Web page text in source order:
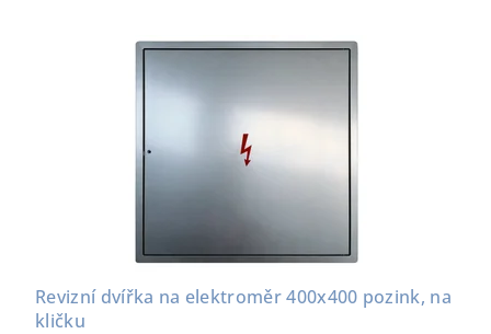
Revizní dvířka na elektroměr 400x400 pozink, na
kličku